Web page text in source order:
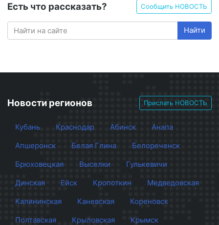
Есть что рассказать? Сообщить НОВОСТЬ
Найти
Новости регионов Прислать НОВОСТЬ
Кубань Краснодар Абинск
Анапа
Апшеронск
Белая Глина
Белореченск
Брюховецкая
Выселки
Гулькевичи
Динская
Ейск Кропоткин
Медведовская
Калининская
Каневская
Кореновск
Полтавская
Крыловская
Крымск